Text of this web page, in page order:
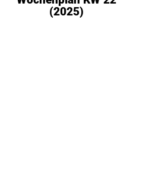
(2025)